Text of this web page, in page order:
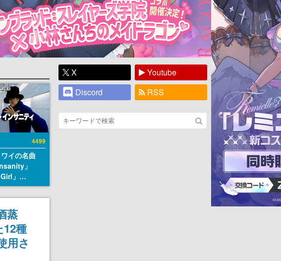
4499
イの名曲
」
」
」公式日
MVがいき
SUMMER
」での9年ぶ
公演を記念
蒸
12種
⽤さ
X
Youtube
Discord
RSS